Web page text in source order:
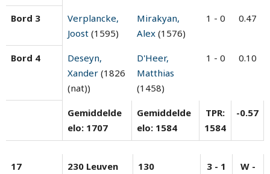
Bord 3
Verplancke,
Joost (1595)
Mirakyan,
Alex (1576)
1 - 0 0.47
Bord 4
Deseyn,
Xander (1826
(nat))
D'Heer,
Matthias
(1458)
1 - 0 0.10
Gemiddelde
elo: 1707
Gemiddelde
elo: 1584
TPR:
1584
-0.57
17
230 Leuven
130
3 - 1
W -